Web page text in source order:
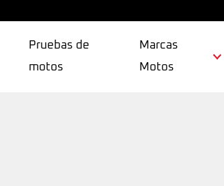
Pruebas de
motos
Marcas
Motos